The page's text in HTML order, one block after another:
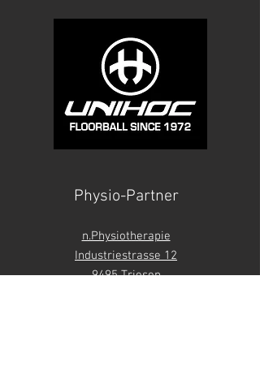
Physio-Partner
n.Physiotherapie
Industriestrasse 12
9495 Triesen